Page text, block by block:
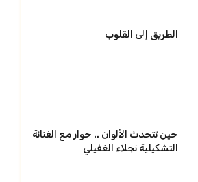
الطريق إلى القلوب
حين تتحدث الألوان .. حوار مع الفنانة
التشكيلية نجلاء الغفيلي